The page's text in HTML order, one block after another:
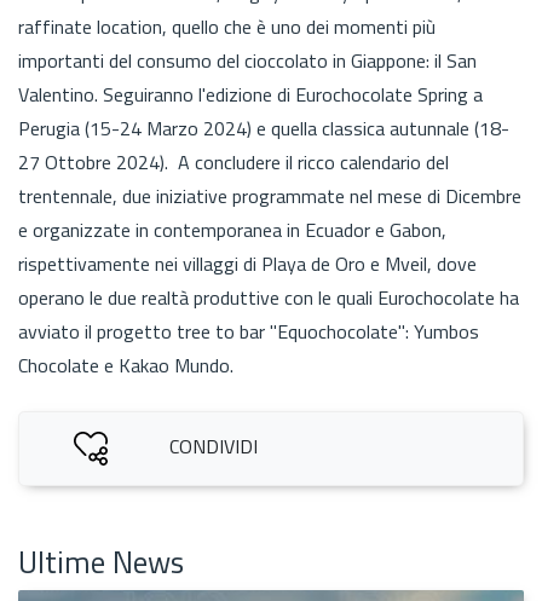
raffinate location, quello che è uno dei momenti più
importanti del consumo del cioccolato in Giappone: il San
Valentino. Seguiranno l'edizione di Eurochocolate Spring a
Perugia (15-24 Marzo 2024) e quella classica autunnale (18-
27 Ottobre 2024). A concludere il ricco calendario del
trentennale, due iniziative programmate nel mese di Dicembre
e organizzate in contemporanea in Ecuador e Gabon,
rispettivamente nei villaggi di Playa de Oro e Mveil, dove
operano le due realtà produttive con le quali Eurochocolate ha
avviato il progetto tree to bar "Equochocolate": Yumbos
Chocolate e Kakao Mundo.
CONDIVIDI
Ultime News